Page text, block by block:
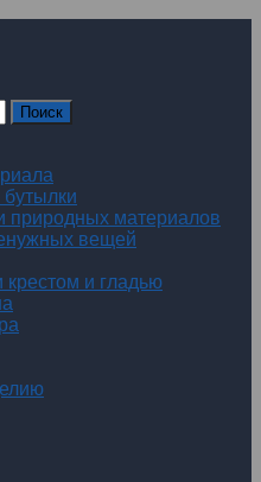
природных материалов
вещей
и гладью